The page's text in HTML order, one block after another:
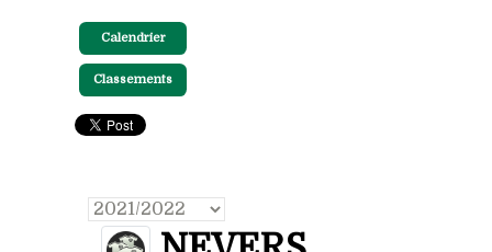
Calendrier
Classements